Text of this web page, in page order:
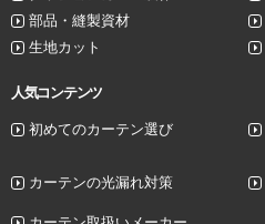
部品・縫製資材
生地カット
人気コンテンツ
初めてのカーテン選び
カーテンの光漏れ対策